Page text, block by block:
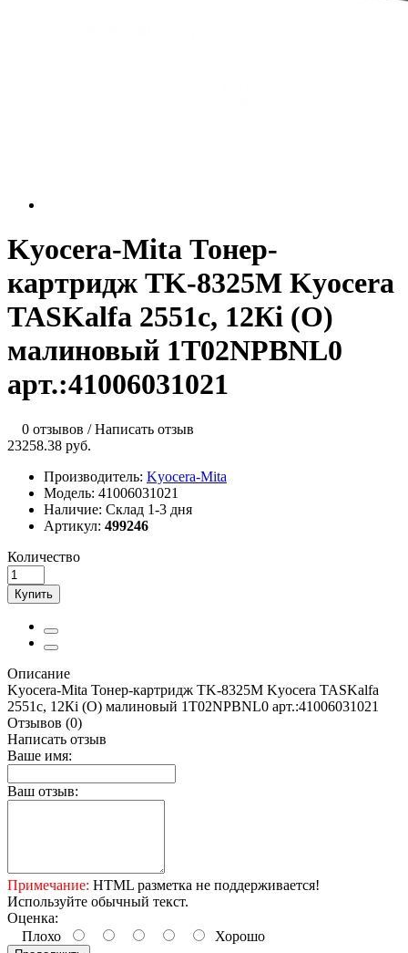
Kyocera-Mita Тонер-
картридж TK-8325M Kyocera
TASKalfa 2551c, 12Кi (O)
малиновый 1T02NPBNL0
арт.:41006031021
0 отзывов /Написать отзыв
23258.38 руб.
Производитель: Kyocera-Mita
Модель: 41006031021
Наличие: Склад 1-3 дня
Артикул: 499246
Количество
Купить
Описание
Kyocera-Mita Тонер-картридж TK-8325M Kyocera TASKalfa
2551c, 12Кi (O) малиновый 1T02NPBNL0 арт.:41006031021
Отзывов (0)
Написать отзыв
Ваше имя:
Ваш отзыв:
Примечание: HTML разметка не поддерживается!
Используйте обычный текст.
Оценка:
Плохо
Хорошо